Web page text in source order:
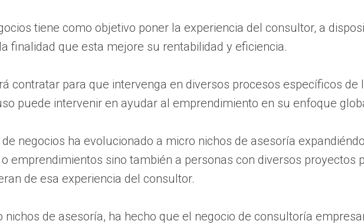
tiene como objetivo poner la experiencia del consultor, a
finalidad que esta mejore su rentabilidad y eficiencia.
contratar para que intervenga en diversos procesos específicos
puede intervenir en ayudar al emprendimiento en su enfoque
negocios ha evolucionado a micro nichos de asesoría
emprendimientos sino también a personas con diversos proyectos
de esa experiencia del consultor.
nichos de asesoría, ha hecho que el negocio de consultoría